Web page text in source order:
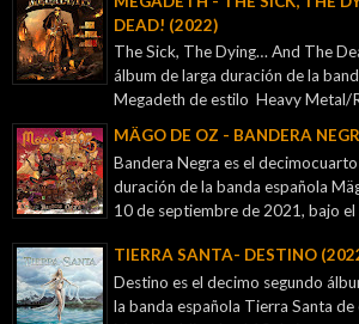
DEAD! (2022)
The Sick, The Dying… And The
álbum de larga duración de la
Megadeth de estilo Heavy Metal/
MÄGO DE OZ - BANDERA
Bandera Negra es el
duración de la banda española
10 de septiembre de 2021, bajo el
TIERRA SANTA- DESTINO
Destino es el decimo segundo
la banda española Tierra Santa